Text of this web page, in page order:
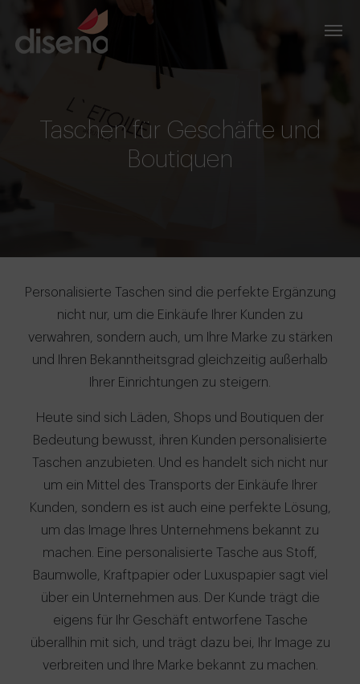
Taschen für Geschäfte und
Boutiquen
Personalisierte Taschen sind die perfekte Ergänzung
nicht nur, um die Einkäufe Ihrer Kunden zu
verwahren, sondern auch, um Ihre Marke zu stärken
und Ihren Bekanntheitsgrad gleichzeitig außerhalb
Ihrer Einrichtungen zu steigern.
Heute sind sich Läden, Shops und Boutiquen der
Bedeutung bewusst, ihren Kunden personalisierte
Taschen anzubieten. Und es handelt sich nicht nur
um ein Mittel des Transports der Einkäufe Ihrer
Kunden, sondern es ist auch eine perfekte Lösung,
um das Image Ihres Unternehmens bekannt zu
machen. Eine personalisierte Tasche aus Stoff,
Baumwolle, Kraftpapier oder Luxuspapier sagt viel
über ein Unternehmen aus. Der Kunde trägt die
eigens für Ihr Geschäft entworfene Tasche
überallhin mit sich, und trägt dazu bei, Ihr Image zu
verbreiten und Ihre Marke bekannt zu machen.